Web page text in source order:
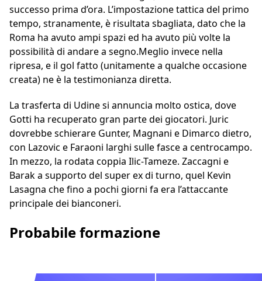
successo prima d’ora. L’impostazione tattica del primo
tempo, stranamente, è risultata sbagliata, dato che la
Roma ha avuto ampi spazi ed ha avuto più volte la
possibilità di andare a segno.Meglio invece nella
ripresa, e il gol fatto (unitamente a qualche occasione
creata) ne è la testimonianza diretta.
La trasferta di Udine si annuncia molto ostica, dove
Gotti ha recuperato gran parte dei giocatori. Juric
dovrebbe schierare Gunter, Magnani e Dimarco dietro,
con Lazovic e Faraoni larghi sulle fasce a centrocampo.
In mezzo, la rodata coppia Ilic-Tameze. Zaccagni e
Barak a supporto del super ex di turno, quel Kevin
Lasagna che fino a pochi giorni fa era l’attaccante
principale dei bianconeri.
Probabile formazione